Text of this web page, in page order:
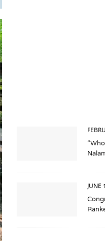
JUNE